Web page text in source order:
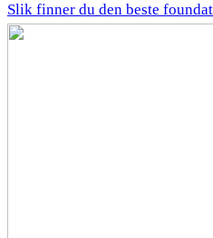
Slik finner du den beste